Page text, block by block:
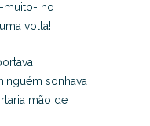
muito- no
volta!
sonhava
mão de